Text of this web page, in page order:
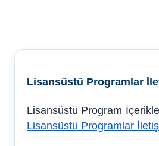
Lisansüstü Programlar
Lisansüstü Program
Lisansüstü Programlar